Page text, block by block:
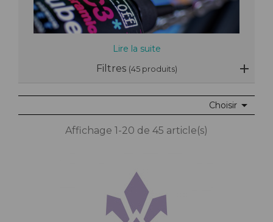
Lire la suite
Filtres (45 produits)
Choisir 
Affichage 1-20 de 45 article(s)